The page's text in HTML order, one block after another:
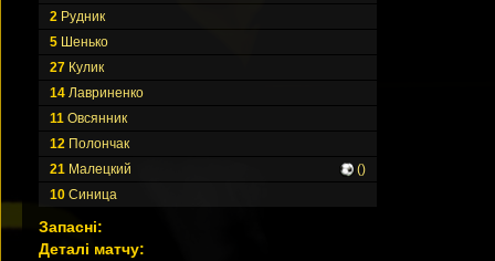
2 Рудник
5 Шенько
27 Кулик
14 Лавриненко
11 Овсянник
12 Полончак
21 Малецкий
()
10 Синица
Запасні:
Деталі матчу: